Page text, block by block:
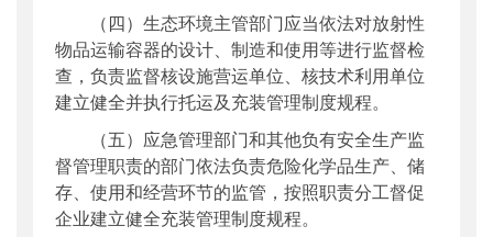
（四）生态环境主管部门应当依法对放射性
物品运输容器的设计、制造和使用等进行监督检
查，负责监督核设施营运单位、核技术利用单位
建立健全并执行托运及充装管理制度规程。
（五）应急管理部门和其他负有安全生产监
督管理职责的部门依法负责危险化学品生产、储
存、使用和经营环节的监管，按照职责分工督促
企业建立健全充装管理制度规程。